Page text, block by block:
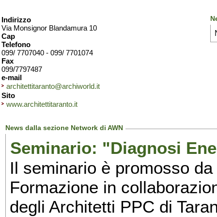
Indirizzo
Via Monsignor Blandamura 10
Cap
Telefono
099/ 7707040 - 099/ 7701074
Fax
099/7797487
e-mail
architettitaranto@archiworld.it
Sito
www.architettitaranto.it
News dalla sezione Network di AWN
Seminario: "Diagnosi
Il seminario è promosso
Formazione in
degli Architetti PPC di